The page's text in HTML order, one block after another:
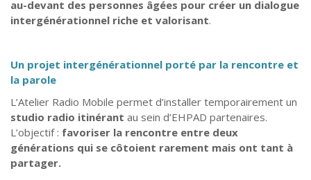
au-devant des personnes âgées pour créer un dialogue
intergénérationnel riche et valorisant.
Un projet intergénérationnel porté par la rencontre et
la parole
L’Atelier Radio Mobile permet d’installer temporairement un
studio radio itinérant au sein d’EHPAD partenaires.
L’objectif : favoriser la rencontre entre deux
générations qui se côtoient rarement mais ont tant à
partager.